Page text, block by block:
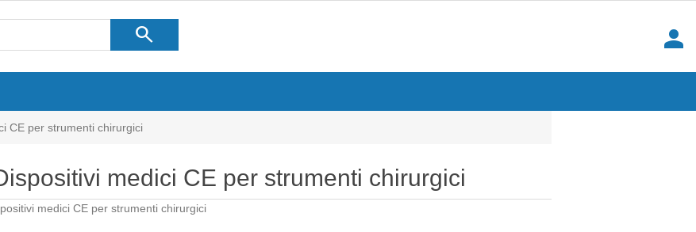
search
person
CE per strumenti chirurgici
medici CE per strumenti chirurgici
medici CE per strumenti chirurgici